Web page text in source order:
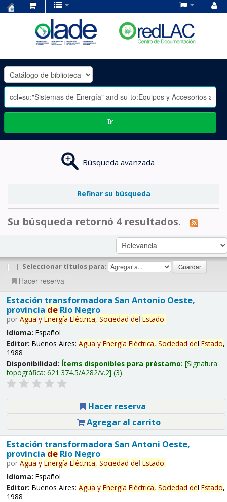
OLADE
-
Ir
Búsqueda avanzada
Refinar su búsqueda
Su búsqueda retornó 4 resultados.
| | Seleccionar títulos para:
Hacer reserva
Estación transformadora San Antonio Oeste,
provincia deRío Negro
por Agua y Energía Eléctrica, Sociedad del Estado.
Idioma: Español
Editor: Buenos Aires: Agua y Energía Eléctrica, Sociedad del Estado,
1988
Disponibilidad: Ítems disponibles para préstamo: Signatura
topográfica: 621.374.5/A282/v.2 (3).
Hacer reserva
Agregar al carrito
Estación transformadora San Antoni Oeste,
provincia deRío Negro
por Agua y Energía Eléctrica, Sociedad del Estado.
Idioma: Español
Editor: Buenos Aires: Agua y Energía Eléctrica, Sociedad del Estado,
1988